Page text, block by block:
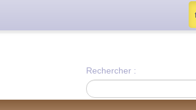
Rechercher :
contactez nous à